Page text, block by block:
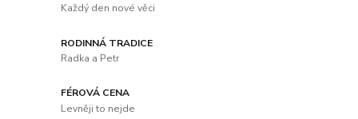
Každý den nové věci
RODINNÁ TRADICE
Radka a Petr
FÉROVÁ CENA
Levněji to nejde